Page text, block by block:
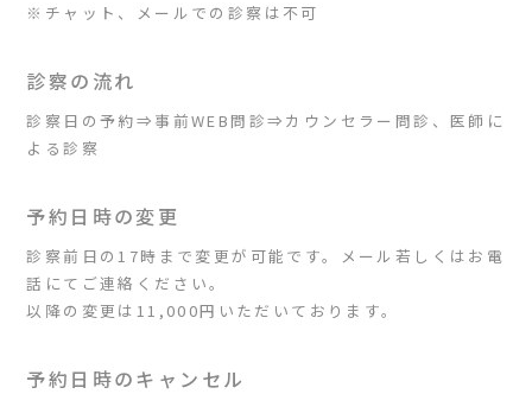
※チャット、メールでの診察は不可
診察の流れ
診察日の予約⇒事前WEB問診⇒カウンセラー問診、医師に
よる診察
予約日時の変更
診察前日の17時まで変更が可能です。メール若しくはお電
話にてご連絡ください。
以降の変更は11,000円いただいております。
予約日時のキャンセル